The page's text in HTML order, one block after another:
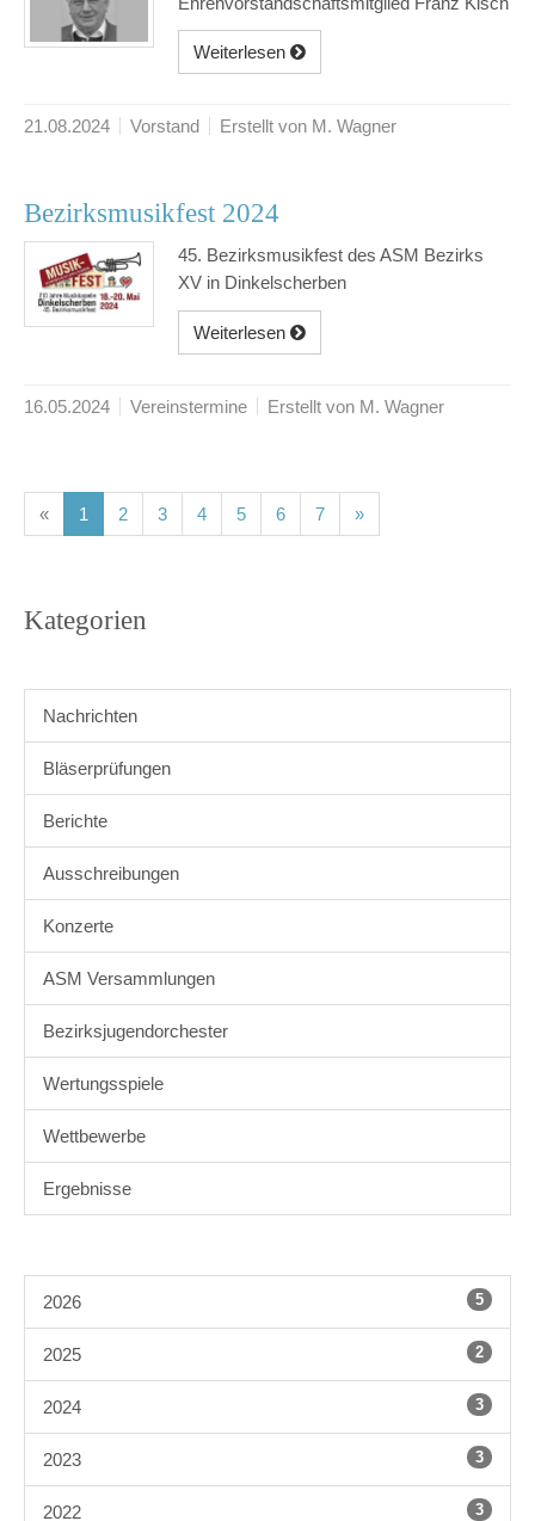
Weiterlesen
21.08.2024 Vorstand Erstellt von M. Wagner
Bezirksmusikfest 2024
45. Bezirksmusikfest des ASM Bezirks
XV in Dinkelscherben
Weiterlesen
16.05.2024 Vereinstermine Erstellt von M. Wagner
« 1 (current)
2(current)
3(current)
4(current)
5(current)
6(current)
7(current)
»
Kategorien
Nachrichten
Bläserprüfungen
Berichte
Ausschreibungen
Konzerte
ASM Versammlungen
Bezirksjugendorchester
Wertungsspiele
Wettbewerbe
Ergebnisse
2026 5
2025 2
2024 3
2023 3
2022 3